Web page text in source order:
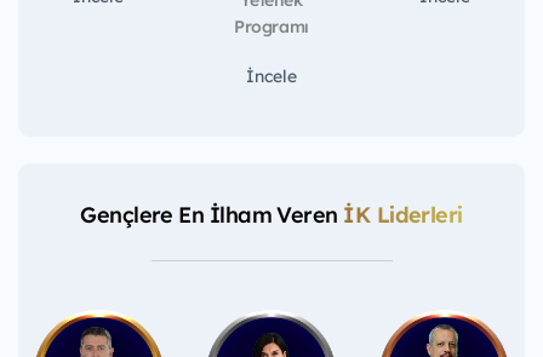
Programı
İncele
Gençlere En İlham Veren İK Liderleri